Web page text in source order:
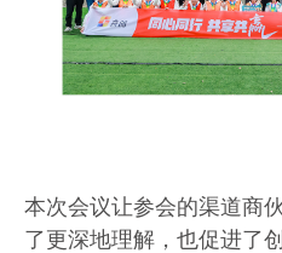
本次会议让参会的渠道商
了更深地理解，也促进了